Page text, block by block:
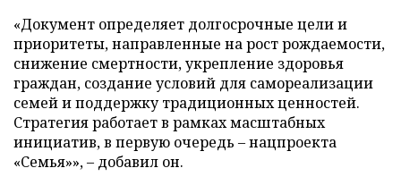
«Документ определяет долгосрочные цели и
приоритеты, направленные на рост рождаемости,
снижение смертности, укрепление здоровья
граждан, создание условий для самореализации
семей и поддержку традиционных ценностей.
Стратегия работает в рамках масштабных
инициатив, в первую очередь – нацпроекта
«Семья»», – добавил он.